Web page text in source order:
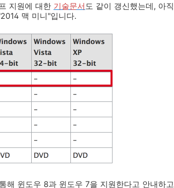
지원에 대한 기술문서도 같이 갱신했는데, 아직
맥 미니"입니다.
해 윈도우 8과 윈도우 7을 지원한다고 안내하고